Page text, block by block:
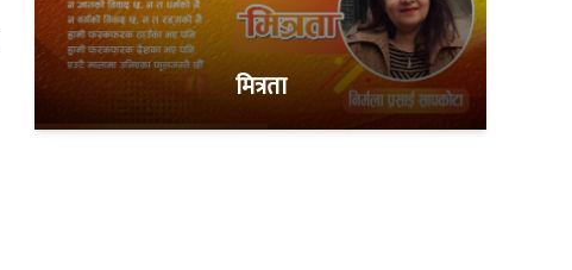
मित्रता